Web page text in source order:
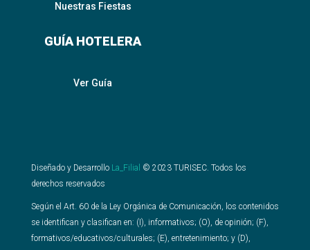
Nuestras Fiestas
GUÍA HOTELERA
Ver Guía
Diseñado y Desarrollo La_Filial © 2023TURISEC. Todos los
derechos reservados
Según el Art. 60 de la Ley Orgánica de Comunicación, los contenidos
se identifican y clasifican en: (I), informativos; (O), de opinión; (F),
formativos/educativos/culturales; (E), entretenimiento; y (D),